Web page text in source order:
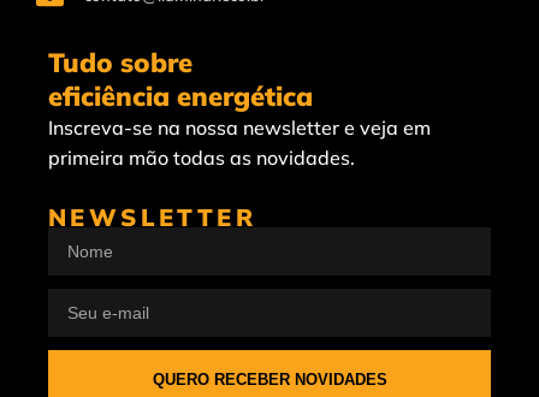
Tudo sobre
eficiência energética
Inscreva-se na nossa newsletter e veja em
primeira mão todas as novidades.
NEWSLETTER
QUERO RECEBER NOVIDADES